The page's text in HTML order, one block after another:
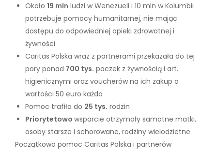
Około19 mln ludzi w Wenezueli i 10 mln w Kolumbii
potrzebuje pomocy humanitarnej, nie mając
dostępu do odpowiedniej opieki zdrowotnej i
żywności
Caritas Polska wraz z partnerami przekazała do tej
pory ponad 700 tys. paczek z żywnością i art.
higienicznymi oraz voucherów na ich zakup o
wartości 50 euro każda
Pomoc trafiła do 25 tys. rodzin
Priorytetowowsparcie otrzymały samotne matki,
osoby starsze i schorowane, rodziny wielodzietne
Początkowo pomoc Caritas Polska i partnerów